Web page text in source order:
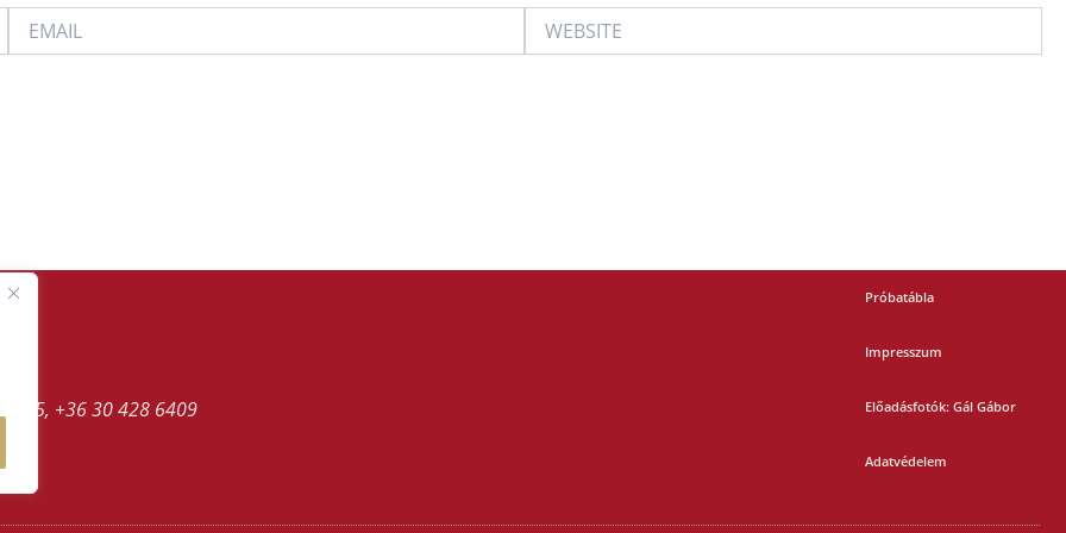
+36 30 428 6409
Próbatábla
Impresszum
Előadásfotók: Gál Gábor
Adatvédelem